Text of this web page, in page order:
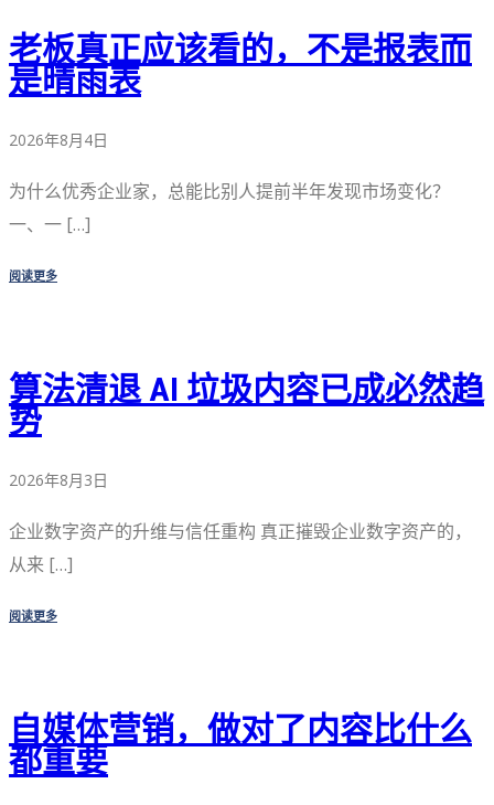
老板真正应该看的，不是报表而
是晴雨表
2026年8月4日
为什么优秀企业家，总能比别人提前半年发现市场变化？
一、一 […]
阅读更多
算法清退 AI 垃圾内容已成必然趋
势
2026年8月3日
企业数字资产的升维与信任重构 真正摧毁企业数字资产的，
从来 […]
阅读更多
自媒体营销，做对了内容比什么
都重要